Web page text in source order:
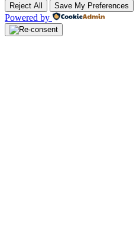
Reject All Save My Preferences
Powered by